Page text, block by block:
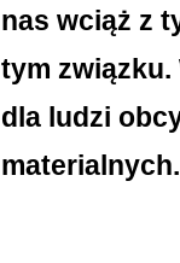
nas wciąż z
tym
dla ludzi